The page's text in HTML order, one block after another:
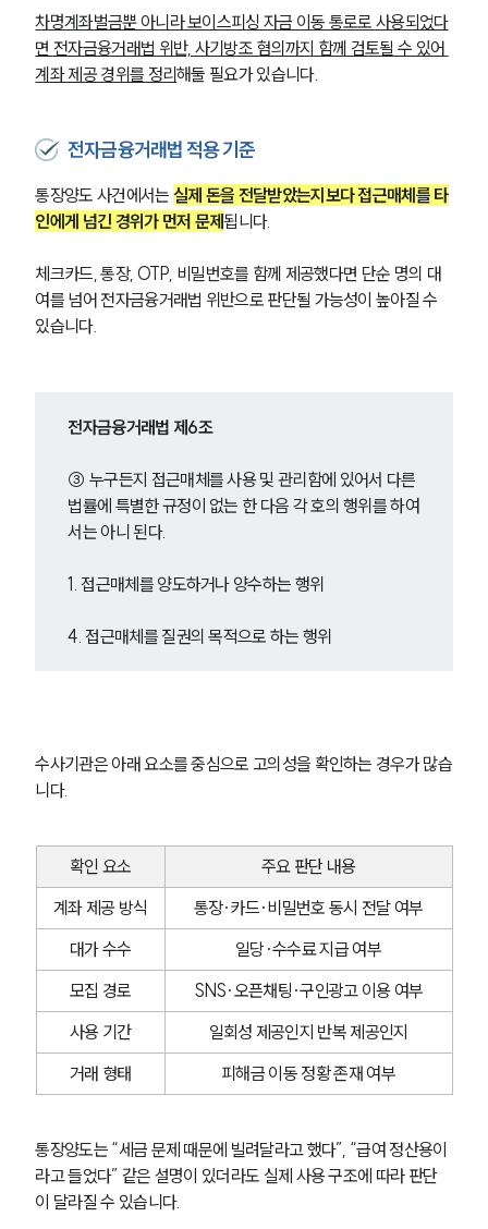
차명계좌벌금뿐 아니라 보이스피싱 자금 이동 통로로 사용되었다
면 전자금융거래법 위반, 사기방조 혐의까지 함께 검토될 수 있어
계좌 제공 경위를 정리해둘 필요가 있습니다.
전자금융거래법 적용 기준
통장양도 사건에서는 실제 돈을 전달받았는지보다 접근매체를 타
인에게 넘긴 경위가 먼저 문제됩니다.
체크카드, 통장, OTP, 비밀번호를 함께 제공했다면 단순 명의 대
여를 넘어 전자금융거래법 위반으로 판단될 가능성이 높아질 수
있습니다.
전자금융거래법 제6조
③ 누구든지 접근매체를 사용 및 관리함에 있어서 다른
법률에 특별한 규정이 없는 한 다음 각 호의 행위를 하여
서는 아니 된다.
1. 접근매체를 양도하거나 양수하는 행위
4. 접근매체를 질권의 목적으로 하는 행위
수사기관은 아래 요소를 중심으로 고의성을 확인하는 경우가 많습
니다.
확인 요소
주요 판단 내용
계좌 제공 방식
통장·카드·비밀번호 동시 전달 여부
대가 수수
일당·수수료 지급 여부
모집 경로
SNS·오픈채팅·구인광고 이용 여부
사용 기간
일회성 제공인지 반복 제공인지
거래 형태
피해금 이동 정황 존재 여부
통장양도는 “세금 문제 때문에 빌려달라고 했다”, “급여 정산용이
라고 들었다” 같은 설명이 있더라도 실제 사용 구조에 따라 판단
이 달라질 수 있습니다.